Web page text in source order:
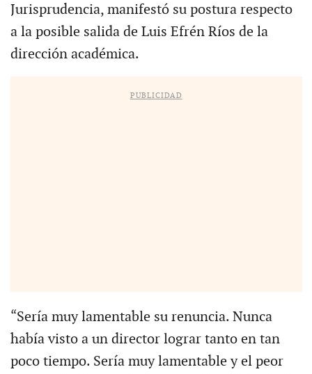
Jurisprudencia, manifestó su postura respecto
a la posible salida de Luis Efrén Ríos de la
dirección académica.
PUBLICIDAD
“Sería muy lamentable su renuncia. Nunca
había visto a un director lograr tanto en tan
poco tiempo. Sería muy lamentable y el peor